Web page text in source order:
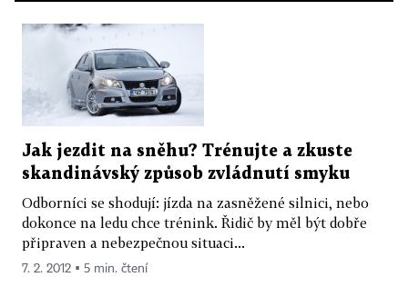
Jak jezdit na sněhu? Trénujte a zkuste
skandinávský způsob zvládnutí smyku
Odborníci se shodují: jízda na zasněžené silnici, nebo
dokonce na ledu chce trénink. Řidič by měl být dobře
připraven a nebezpečnou situaci...
7. 2. 2012 ▪ 5 min. čtení